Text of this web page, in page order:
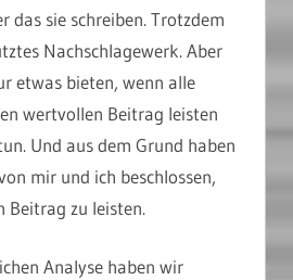
das sie schreiben. Trotzdem
Nachschlagewerk. Aber
etwas bieten, wenn alle
wertvollen Beitrag leisten
Und aus dem Grund haben
mir und ich beschlossen,
Beitrag zu leisten.
Analyse haben wir